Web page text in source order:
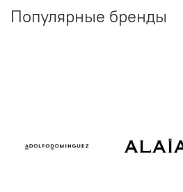
Популярные бренды